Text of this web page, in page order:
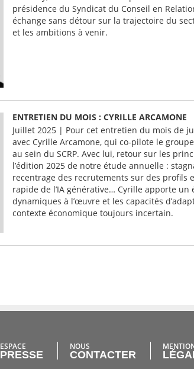
présidence du Syndicat du Conseil en
échange sans détour sur la trajectoire du
et les ambitions à venir.
ENTRETIEN DU MOIS : CYRILLE ARCAMONE
Juillet 2025 | Pour cet entretien du mois de
avec Cyrille Arcamone, qui co-pilote le
au sein du SCRP. Avec lui, retour sur les
l’édition 2025 de notre étude annuelle :
recentrage des recrutements sur des profils
rapide de l’IA générative… Cyrille apporte un
dynamiques à l’œuvre et les capacités
contexte économique toujours incertain.
ESPACE
PRESSE
NOUS
CONTACTER